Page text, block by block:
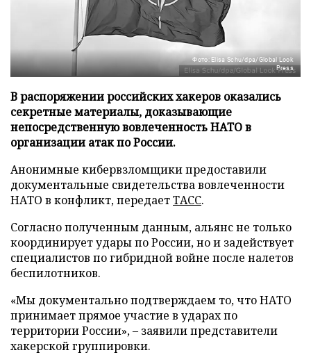
Фото: Elisa Schu/dpa/Global Look
Press
В распоряжении российских хакеров оказались
секретные материалы, доказывающие
непосредственную вовлеченность НАТО в
организации атак по России.
Анонимные кибервзломщики предоставили
документальные свидетельства вовлеченности
НАТО в конфликт, передаетТАСС.
Согласно полученным данным, альянс не только
координирует удары по России, но и задействует
специалистов по гибридной войне после налетов
беспилотников.
«Мы документально подтверждаем то, что НАТО
принимает прямое участие в ударах по
территории России», – заявили представители
хакерской группировки.